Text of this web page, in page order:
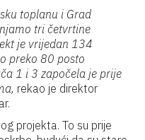
toplanu i Grad
tri četvrtine
je vrijedan 134
preko 80 posto
1 i 3 započela je prije
rekao je direktor
projekta. To su prije